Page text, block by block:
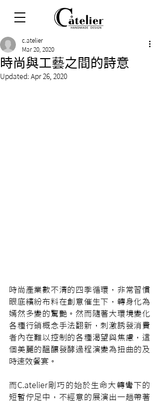
時尚與工藝之間的詩意
c.atelier
Mar 20, 2020
Updated: Apr 26, 2020
時尚產業數不清的四季循環，非常習慣
眼底繽紛布料在創意催生下，轉身化為
嫣然多變的驚艷。然而隨著大環境變化
各種行銷概念手法翻新，刺激誘發消費
者內在難以控制的各種渴望與焦慮，這
個美麗的醞釀發酵過程演變為扭曲的及
時速效餐宴。
而C.atelier剛巧的始於生命大轉彎下的
短暫佇足中，不經意的展演出一趟帶著